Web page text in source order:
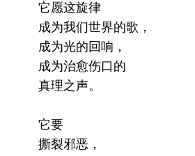
它愿这旋律
成为我们世界的歌，
成为光的回响，
成为治愈伤口的
真理之声。
它要
撕裂邪恶，